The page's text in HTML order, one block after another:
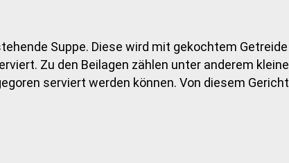
Suppe. Diese wird mit gekochtem Getreide
Zu den Beilagen zählen unter anderem kleine
serviert werden können. Von diesem Gericht